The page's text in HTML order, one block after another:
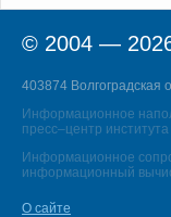
© 2004 —
403874 Волгоградская
Информационное
пресс–центр института
Информационное
информационный
О сайте